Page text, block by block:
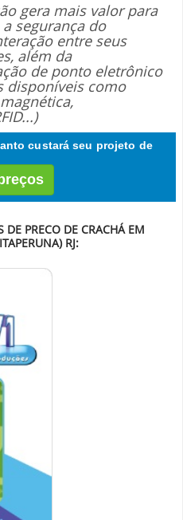
gera mais valor para
segurança do
entre seus
além da
de ponto eletrônico
disponíveis como
custará seu projeto de
DE PRECO DE CRACHÁ EM
RJ: